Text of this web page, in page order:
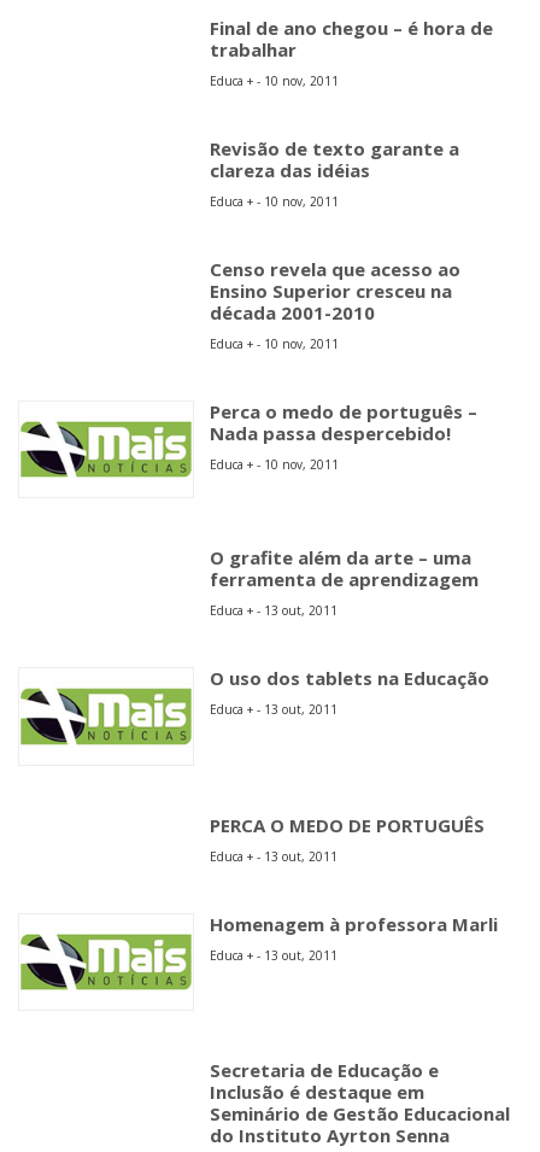
Final de ano chegou – é hora de
trabalhar
Educa + - 10 nov, 2011
Revisão de texto garante a
clareza das idéias
Educa + - 10 nov, 2011
Censo revela que acesso ao
Ensino Superior cresceu na
década 2001-2010
Educa + - 10 nov, 2011
Perca o medo de português –
Nada passa despercebido!
Educa + - 10 nov, 2011
O grafite além da arte – uma
ferramenta de aprendizagem
Educa + - 13 out, 2011
O uso dos tablets na Educação
Educa + - 13 out, 2011
PERCA O MEDO DE PORTUGUÊS
Educa + - 13 out, 2011
Homenagem à professora Marli
Educa + - 13 out, 2011
Secretaria de Educação e
Inclusão é destaque em
Seminário de Gestão Educacional
do Instituto Ayrton Senna